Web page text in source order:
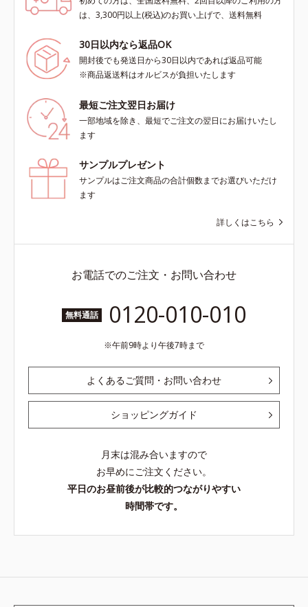
は、3,300円以上(税込)のお買い上げで、送料無料
30日以内なら返品OK
開封後でも発送日から30日以内であれば返品可能
※商品返送料はオルビスが負担いたします
最短ご注文翌日お届け
一部地域を除き、最短でご注文の翌日にお届けいたし
ます
サンプルプレゼント
サンプルはご注文商品の合計個数までお選びいただけ
ます
詳しくはこちら
お電話でのご注文・お問い合わせ
無料通話 0120-010-010
午前9時より午後7時まで
よくあるご質問・お問い合わせ
ショッピングガイド
月末は混み合いますので
お早めにご注文ください。
平日のお昼前後が比較的つながりやすい
時間帯です。